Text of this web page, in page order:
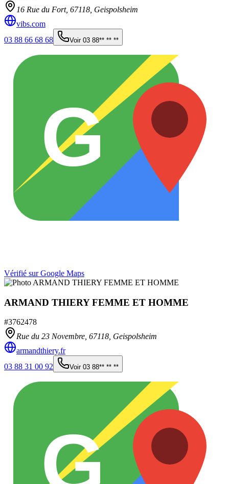
16 Rue du Fort, 67118 Geispolsheim
vibs.com
03 88 66 68 68
Voir 03 88** ** **
G
Vérifié sur Google Maps
ARMAND THIERY FEMME ET HOMME
#3762478
Rue du 23 Novembre, 67118, Geispolsheim
armandthiery.fr
03 88 31 00 92
Voir 03 88** ** **
G